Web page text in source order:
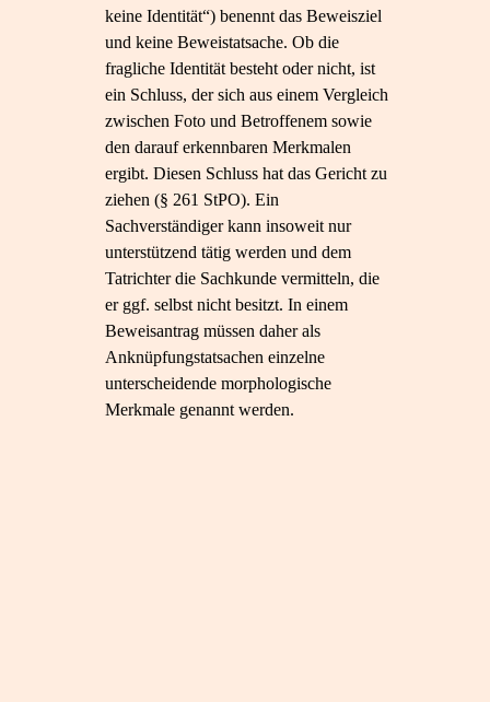
keine Identität“) benennt das Beweisziel
und keine Beweistatsache. Ob die
fragliche Identität besteht oder nicht, ist
ein Schluss, der sich aus einem Vergleich
zwischen Foto und Betroffenem sowie
den darauf erkennbaren Merkmalen
ergibt. Diesen Schluss hat das Gericht zu
ziehen (§ 261 StPO). Ein
Sachverständiger kann insoweit nur
unterstützend tätig werden und dem
Tatrichter die Sachkunde vermitteln, die
er ggf. selbst nicht besitzt. In einem
Beweisantrag müssen daher als
Anknüpfungstatsachen einzelne
unterscheidende morphologische
Merkmale genannt werden.